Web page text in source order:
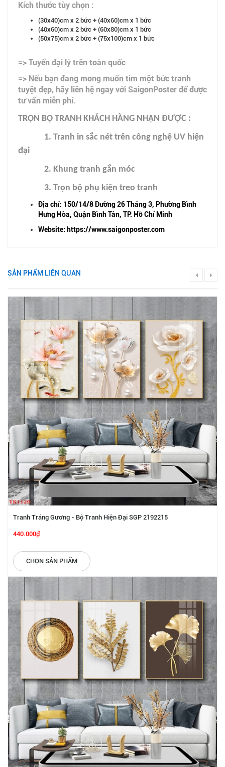
Kích thước tùy chọn :
(30x40)cm x 2 bức + (40x60)cm x 1 bức
(40x60)cm x 2 bức + (60x80)cm x 1 bức
(50x75)cm x 2 bức + (75x100)cm x 1 bức
=> Tuyển đại lý trên toàn quốc
=> Nếu bạn đang mong muốn tìm một bức tranh
tuyệt đẹp, hãy liên hệ ngay với SaigonPoster để được
tư vấn miễn phí.
TRỌN BỘ TRANH KHÁCH HÀNG NHẬN ĐƯỢC :
1. Tranh in sắc nét trên công nghệ UV hiện
đại
2. Khung tranh gắn móc
3. Trọn bộ phụ kiện treo tranh
Địa chỉ: 150/14/8 Đường 26 Tháng 3, Phường Bình
Hưng Hòa, Quận Bình Tân, TP. Hồ Chí Minh
Website: https://www.saigonposter.com
SẢN PHẨM LIÊN QUAN
Tranh Tráng Gương - Bộ Tranh Hiện Đại SGP 2192215
440.000₫
CHỌN SẢN PHẨM